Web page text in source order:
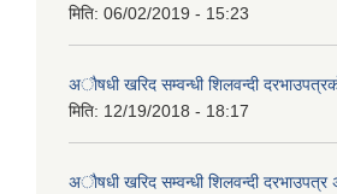
मिति: 06/02/2019 - 15:23
अाैषधी खरिद सम्वन्धी शिलवन्दी
मिति: 12/19/2018 - 18:17
अाैषधी खरिद सम्वन्धी शिलवन्दी